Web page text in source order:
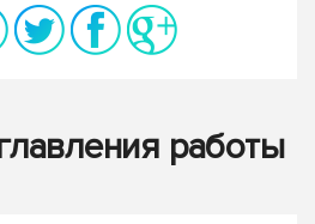
работы